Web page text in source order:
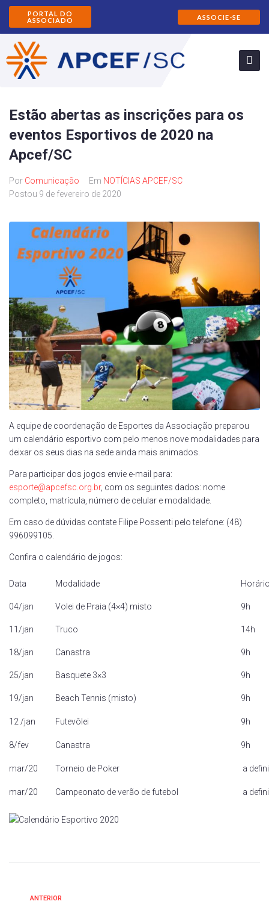
PORTAL DO
ASSOCIADO
ASSOCIE-SE
Estão abertas as inscrições para os
eventos Esportivos de 2020 na
Apcef/SC
Por Comunicação Em NOTÍCIAS APCEF/SC
Postou 9 de fevereiro de 2020
A equipe de coordenação de Esportes da Associação preparou
um calendário esportivo com pelo menos nove modalidades para
deixar os seus dias na sede ainda mais animados.
Para participar dos jogos envie e-mail para:
esporte@apcefsc.org.br, com os seguintes dados: nome
completo, matrícula, número de celular e modalidade.
Em caso de dúvidas contate Filipe Possenti pelo telefone: (48)
996099105.
Confira o calendário de jogos:
Data Modalidade
04/jan Volei de Praia (4×4) misto 9h
11/jan Truco 14h
18/jan Canastra 9h
25/jan Basquete 3×3 9h
19/jan Beach Tennis (misto) 9h
12 /jan Futevôlei 9h
8/fev Canastra 9h
mar/20 Torneio de Poker a
mar/20 Campeonato de verão de futebol a
ANTERIOR